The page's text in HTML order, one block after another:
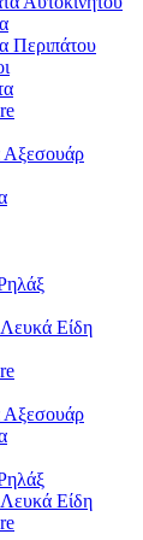
Περιπάτου
Αξεσουάρ
Είδη
Αξεσουάρ
Είδη